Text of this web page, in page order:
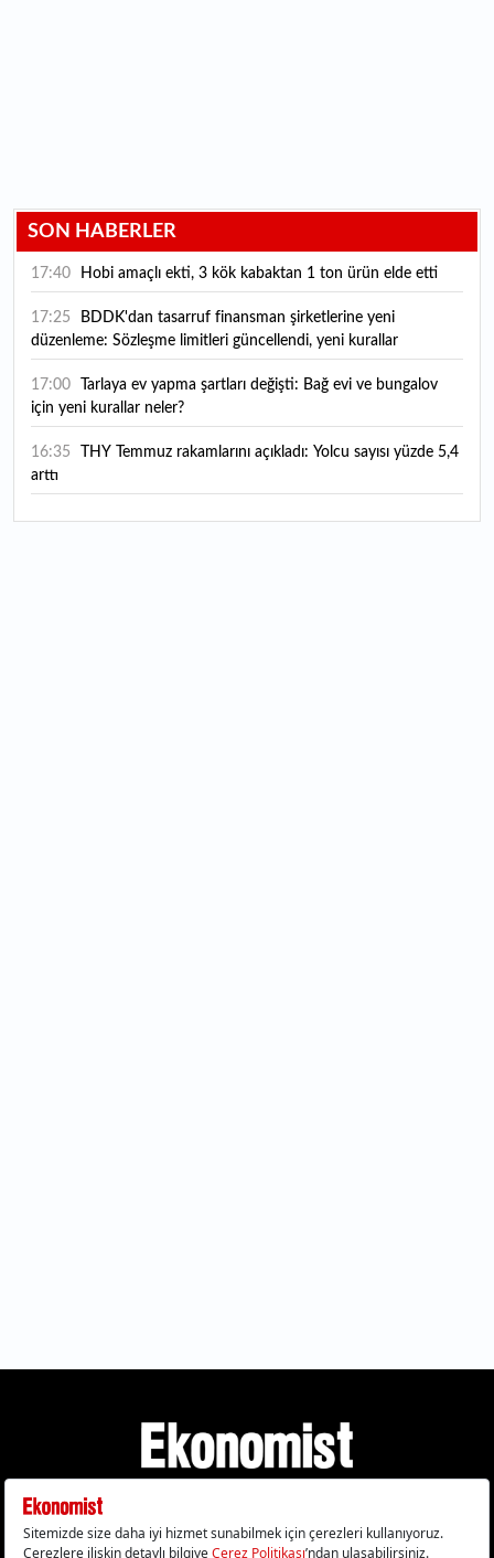
SON HABERLER
17:40 Hobi amaçlı ekti, 3 kök kabaktan 1 ton ürün elde etti
17:25
düzenleme: Sözleşme limitleri güncellendi, yeni kurallar
yürürlüğe girdi
17:00
için yeni kurallar neler?
16:35
arttı
16:27 Piyasaların beklediği veri geldi: ABD tarım dışı istihdam
Gizlilik Politikası Çerez Politikası Çerezleri Sıfırla